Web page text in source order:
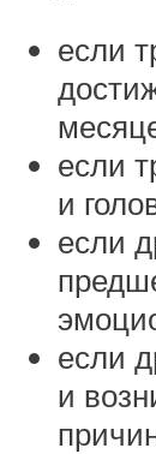
если
если
и
если
если
и